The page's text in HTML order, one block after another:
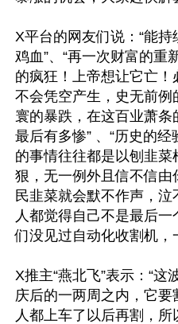
X平台的网友们说：“能
鸡血”、“再一次财富的重
的疯狂！上帝想让它亡！
不会凭空产生，史无前例
寰的暴跌，在这百业萧条
最后有多惨” 、“历史的
的事情往往都是以刨韭
狠，无一例外且信不信由
民韭菜就会默不作声，泣
人都觉得自己不是最后
们没见过自动化收割机，
X推主“燕北飞”表示：“这
庆后的一两周之内，它
人都上车了以后再割，所